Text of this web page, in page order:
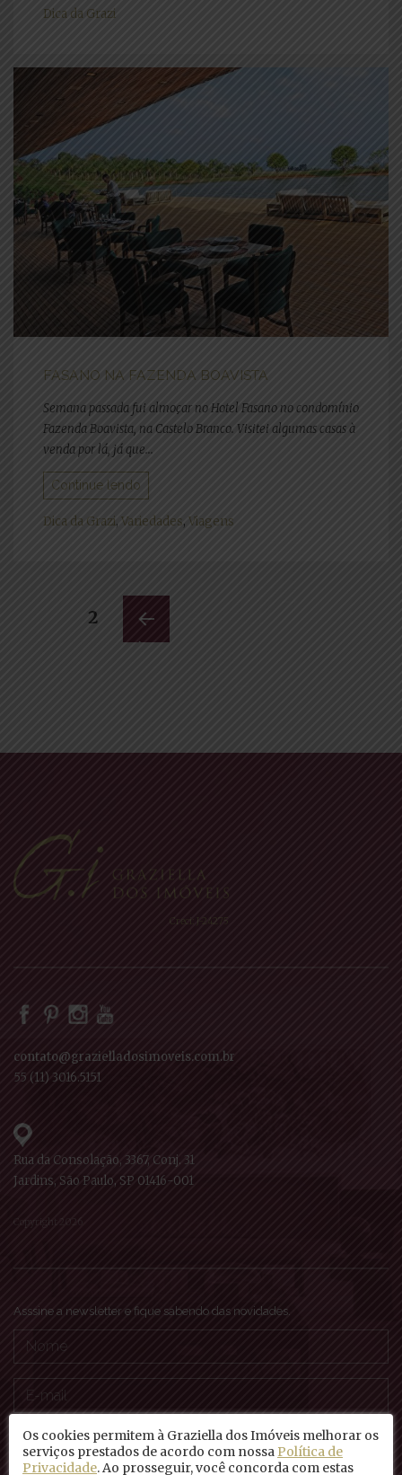
Dica da Grazi
FASANO NA FAZENDA BOAVISTA
Semana passada fui almoçar no Hotel Fasano no condomínio
Fazenda Boavista, na Castelo Branco. Visitei algumas casas à
venda por lá, já que...
Continue lendo
Dica da Grazi, Variedades, Viagens
Navegação
Navegação
PÁGINA2
Creci: J-24275
contato@grazielladosimoveis.com.br
55 (11) 3016.5151
Rua da Consolação, 3367, Conj. 31
Jardins, São Paulo, SP 01416-001
Copyright 2026
Asssine a newsletter e fique sabendo das novidades.
Os cookies permitem à Graziella dos Imóveis melhorar os
serviços prestados de acordo com nossa Política de
Privacidade. Ao prosseguir, você concorda com estas